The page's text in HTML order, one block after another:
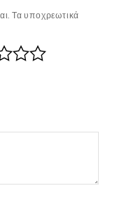
Τα υποχρεωτικά